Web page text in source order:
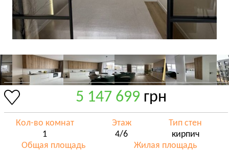
5 147 699 грн
Кол-во комнат
1
Этаж
4/6
Тип стен
кирпич
Общая площадь
Жилая площадь